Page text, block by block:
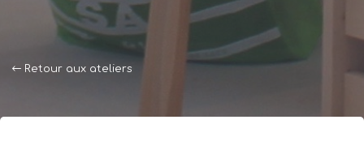
Retour aux ateliers